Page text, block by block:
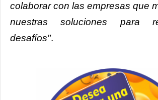
colaborar con las empresas que
nuestras soluciones para
desafíos".